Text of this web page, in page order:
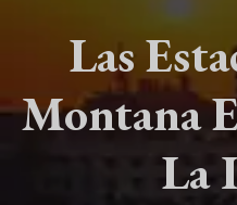
Las
Montana
La